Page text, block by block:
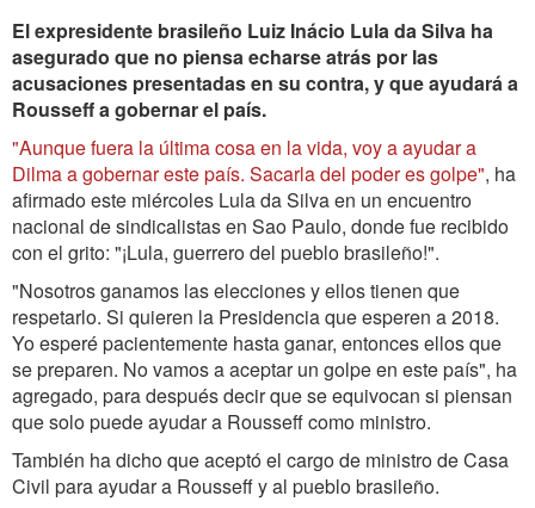
El expresidente brasileño Luiz Inácio Lula da Silva ha
asegurado que no piensa echarse atrás por las
acusaciones presentadas en su contra, y que ayudará a
Rousseff a gobernar el país.
"Aunque fuera la última cosa en la vida, voy a ayudar a
Dilma a gobernar este país. Sacarla del poder es golpe", ha
afirmado este miércoles Lula da Silva en un encuentro
nacional de sindicalistas en Sao Paulo, donde fue recibido
con el grito: "¡Lula, guerrero del pueblo brasileño!".
"Nosotros ganamos las elecciones y ellos tienen que
respetarlo. Si quieren la Presidencia que esperen a 2018.
Yo esperé pacientemente hasta ganar, entonces ellos que
se preparen. No vamos a aceptar un golpe en este país", ha
agregado, para después decir que se equivocan si piensan
que solo puede ayudar a Rousseff como ministro.
También ha dicho que aceptó el cargo de ministro de Casa
Civil para ayudar a Rousseff y al pueblo brasileño.